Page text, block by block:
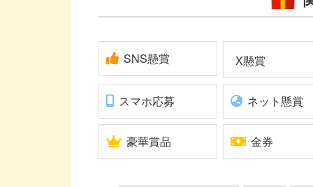
SNS懸賞 X懸賞
スマホ応募 ネット懸賞
豪華賞品 金券